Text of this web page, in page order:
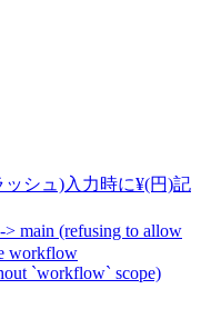
ッシュ)入力時に¥(円)記
main (refusing to allow
workflow
`workflow` scope)